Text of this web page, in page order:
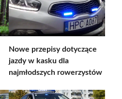
Nowe przepisy dotyczące
jazdy w kasku dla
najmłodszych rowerzystów